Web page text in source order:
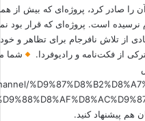
را صادر کرد، پروژه‌ای که بیش از
نرسیده است. پروژه‌ای که قرار بود
از تلاش نافرجام برای تظاهر و
از فکت‌نامه و رادیوفردا.
شما
هم پیشنهاد کنید.